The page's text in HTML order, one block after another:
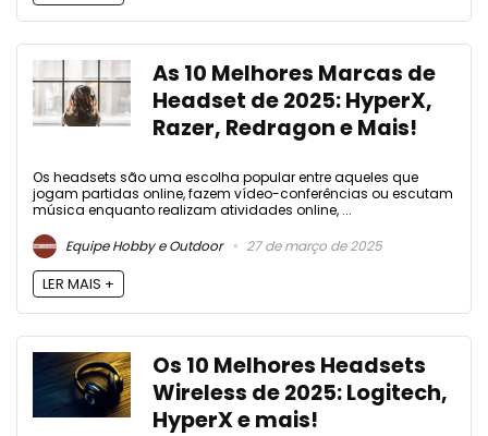
As 10 Melhores Marcas de
Headset de 2025: HyperX,
Razer, Redragon e Mais!
Os headsets são uma escolha popular entre aqueles que
jogam partidas online, fazem vídeo-conferências ou escutam
música enquanto realizam atividades online, ...
Equipe Hobby e Outdoor
27 de março de 2025
LER MAIS +
Os 10 Melhores Headsets
Wireless de 2025: Logitech,
HyperX e mais!